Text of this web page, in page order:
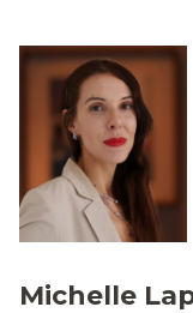
Michelle